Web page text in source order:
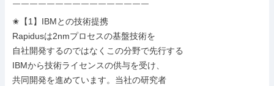
￣￣￣￣￣￣￣￣￣￣￣￣￣￣￣￣
✬【1】IBMとの技術提携
Rapidusは2nmプロセスの基盤技術を
自社開発するのではなくこの分野で先行する
IBMから技術ライセンスの供与を受け、
共同開発を進めています。当社の研究者